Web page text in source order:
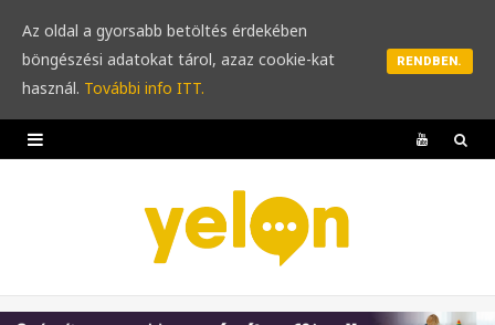
Y
u
Az oldal a gyorsabb betöltés érdekében
böngészési adatokat tárol, azaz cookie-kat
használ. További info ITT.
RENDBEN.